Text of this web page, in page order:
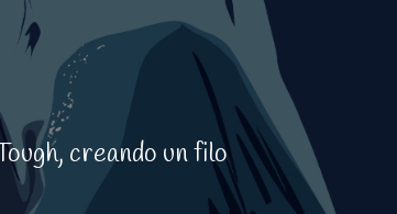
creando un filo